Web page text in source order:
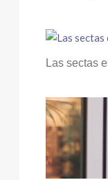
Las sectas